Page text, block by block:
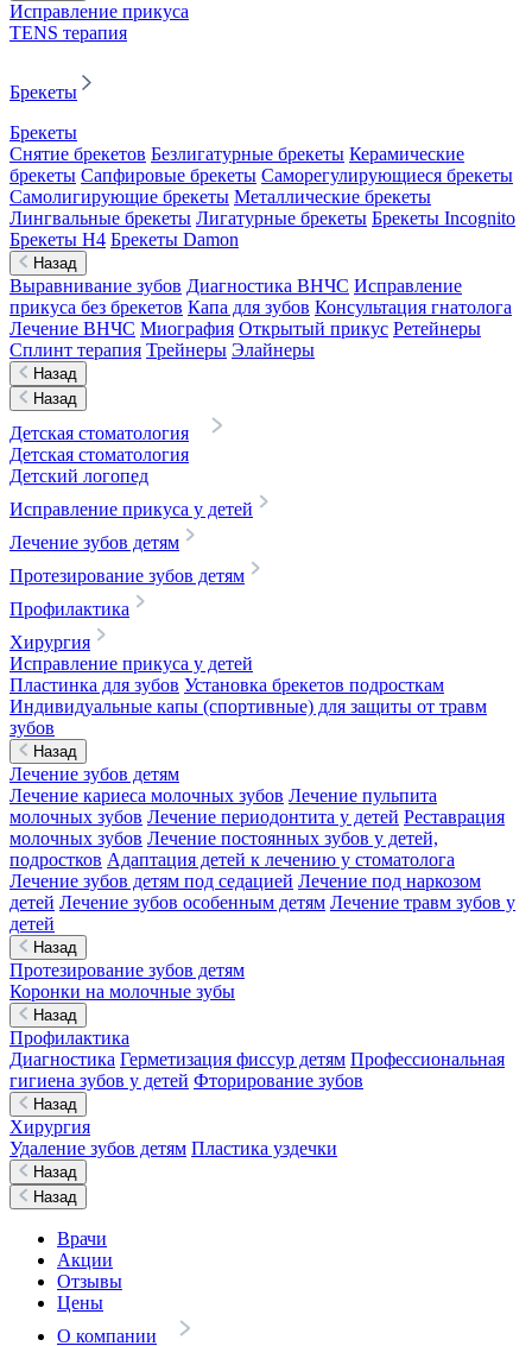
Исправление прикуса
TENS терапия
Брекеты
Брекеты
Снятие брекетов Безлигатурные брекеты Керамические
брекеты Сапфировые брекеты Саморегулирующиеся брекеты
Самолигирующие брекеты Металлические брекеты
Лингвальные брекеты Лигатурные брекеты Брекеты Incognito
Брекеты H4 Брекеты Damon
Назад
Выравнивание зубов Диагностика ВНЧС Исправление
прикуса без брекетов Капа для зубов Консультация гнатолога
Лечение ВНЧС Миография Открытый прикус Ретейнеры
Сплинт терапия Трейнеры Элайнеры
Назад
Назад
Детская стоматология
Детская стоматология
Детский логопед
Исправление прикуса у детей
Лечение зубов детям
Протезирование зубов детям
Профилактика
Хирургия
Исправление прикуса у детей
Пластинка для зубов Установка брекетов подросткам
Индивидуальные капы (спортивные) для защиты от травм
зубов
Назад
Лечение зубов детям
Лечение кариеса молочных зубов Лечение пульпита
молочных зубов Лечение периодонтита у детей Реставрация
молочных зубов Лечение постоянных зубов у детей,
подростков Адаптация детей к лечению у стоматолога
Лечение зубов детям под седацией Лечение под наркозом
детей Лечение зубов особенным детям Лечение травм зубов у
детей
Назад
Протезирование зубов детям
Коронки на молочные зубы
Назад
Профилактика
Диагностика Герметизация фиссур детям Профессиональная
гигиена зубов у детей Фторирование зубов
Назад
Хирургия
Удаление зубов детям Пластика уздечки
Назад
Назад
Врачи
Акции
Отзывы
Цены
О компании